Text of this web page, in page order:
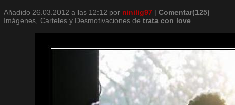
Añadido 26.03.2012 a las 12:12 por ninilig97 | Comentar(125)
Imágenes, Carteles y Desmotivaciones de trata con love